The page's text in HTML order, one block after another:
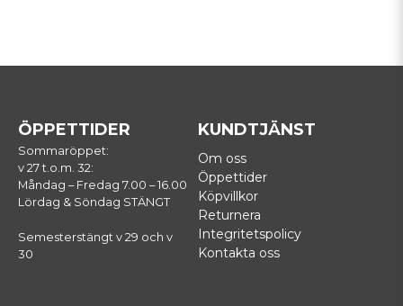
ÖPPETTIDER
Sommaröppet:
v 27 t.o.m. 32:
Måndag – Fredag 7.00 – 16.00
Lördag & Söndag STÄNGT
Semesterstängt v 29 och v
30
KUNDTJÄNST
Om oss
Öppettider
Köpvillkor
Returnera
Integritetspolicy
Kontakta oss